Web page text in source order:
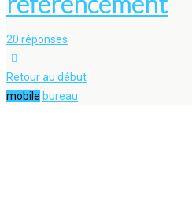
20 réponses
Retour au début
mobile bureau